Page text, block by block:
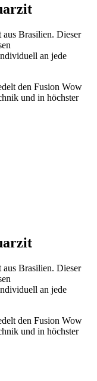
Brasilien. Dieser
an jede
den Fusion Wow
und in höchster
Brasilien. Dieser
an jede
den Fusion Wow
und in höchster